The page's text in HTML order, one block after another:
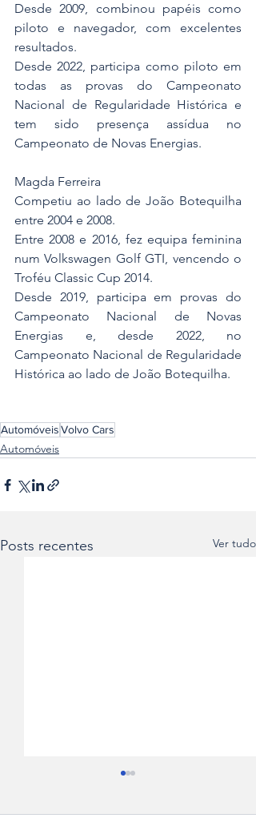
Desde 2009, combinou papéis como
piloto e navegador, com excelentes
resultados.
Desde 2022, participa como piloto em
todas as provas do Campeonato
Nacional de Regularidade Histórica e
tem sido presença assídua no
Campeonato de Novas Energias.
Magda Ferreira
Competiu ao lado de João Botequilha
entre 2004 e 2008.
Entre 2008 e 2016, fez equipa feminina
num Volkswagen Golf GTI, vencendo o
Troféu Classic Cup 2014.
Desde 2019, participa em provas do
Campeonato Nacional de Novas
Energias e, desde 2022, no
Campeonato Nacional de Regularidade
Histórica ao lado de João Botequilha.
AutomóveisVolvo Cars
Automóveis
Posts recentes Ver tudo